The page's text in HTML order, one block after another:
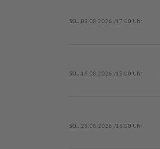
SO.. 09.08.2026 /17:00 Uhr
SO.. 16.08.2026 /15:00 Uhr
SO.. 23.08.2026 /13:00 Uhr